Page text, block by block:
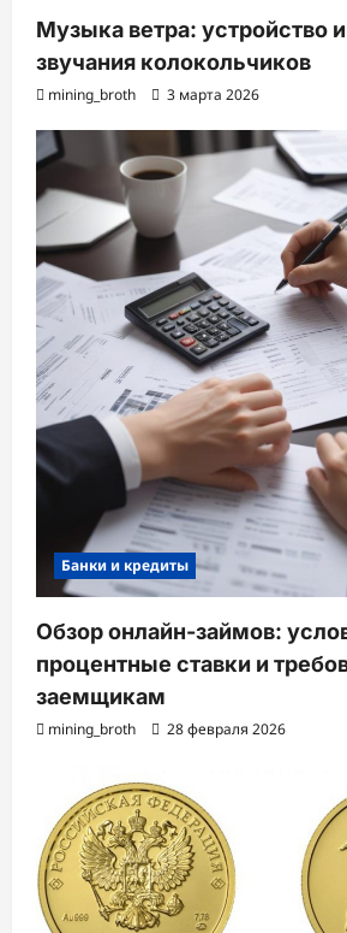
Музыка ветра: устройство
звучания колокольчиков
mining_broth 3 марта 2026
Банки и кредиты
Обзор онлайн-займов:
процентные ставки и
заемщикам
mining_broth 28 февраля 2026